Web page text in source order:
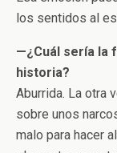
los sentidos al
—¿Cuál sería la
historia?
Aburrida. La otra
sobre unos
malo para hacer